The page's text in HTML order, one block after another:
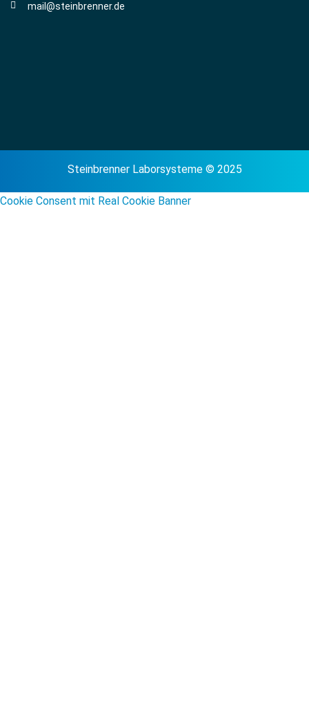
mail@steinbrenner.de
Steinbrenner Laborsysteme © 2025
Cookie Consent mit Real Cookie Banner